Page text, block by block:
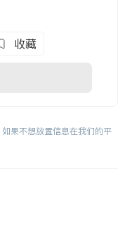
收藏
如果不想放置信息在我们的平